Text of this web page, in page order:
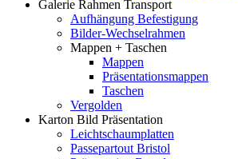
Galerie Rahmen Transport
Aufhängung Befestigung
Bilder-Wechselrahmen
Mappen + Taschen
Mappen
Präsentationsmappen
Taschen
Vergolden
Karton Bild Präsentation
Leichtschaumplatten
Passepartout Bristol